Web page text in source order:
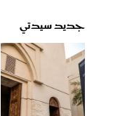
جديد سيدتي